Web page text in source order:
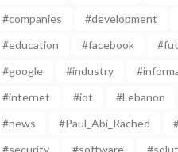
#companies
#development
#education
#facebook
#google
#industry
#internet
#iot #Lebanon
#news
#Paul_Abi_Rached
#security
#software